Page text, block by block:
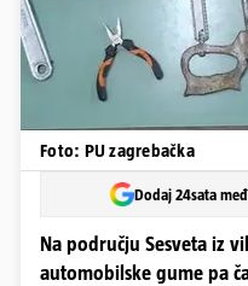
Foto: PU zagrebačka
Dodaj 24sata
Na području Sesveta iz
automobilske gume pa